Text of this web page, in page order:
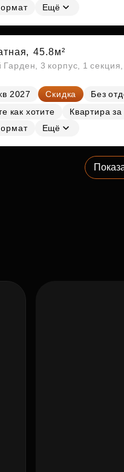
Ещё
45.8м²
3 корпус, 1
2027 Скидка
Без
как хотите
Квартира
Ещё